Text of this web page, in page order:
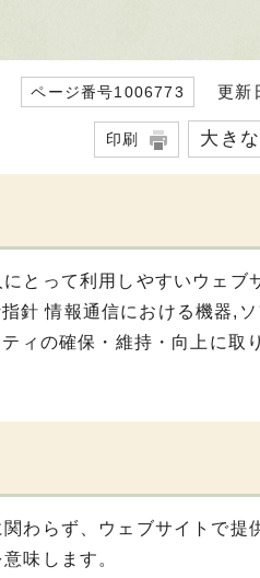
ページ番号1006773 更新
印刷 大き
とって利用しやすいウェブ
針 情報通信における機器,
ィの確保・維持・向上に取
わらず、ウェブサイトで提
味します。